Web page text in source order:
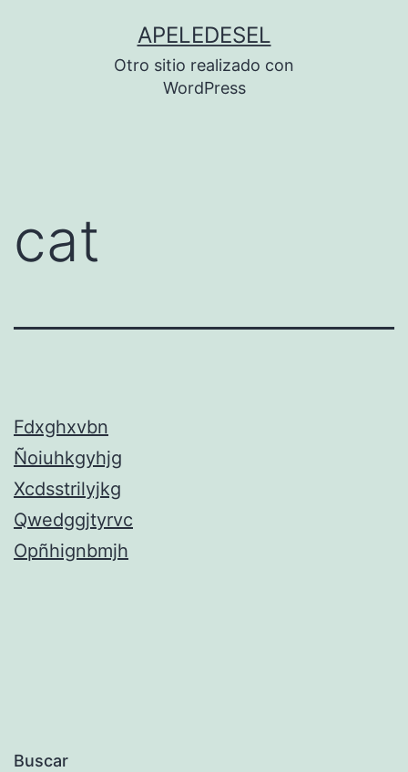
APELEDESEL
Otro sitio realizado con
WordPress
cat
Fdxghxvbn
Ñoiuhkgyhjg
Xcdsstrilyjkg
Qwedggjtyrvc
Opñhignbmjh
Buscar